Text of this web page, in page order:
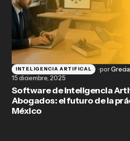
INTELIGENCIA ARTIFICAL por
15 diciembre, 2025
Software de Inteligencia
Abogados: el futuro de la
México